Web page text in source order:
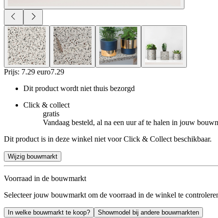
Prijs: 7.29 euro7.29
Dit product wordt niet thuis bezorgd
Click & collect
gratis
Vandaag besteld, al na een uur af te halen in jouw
Dit product is in deze winkel niet voor Click & Collect beschikbaar.
Wijzig bouwmarkt
Voorraad in de bouwmarkt
Selecteer jouw bouwmarkt om de voorraad in de winkel te
In welke bouwmarkt te koop? Showmodel bij andere bouwmarkten